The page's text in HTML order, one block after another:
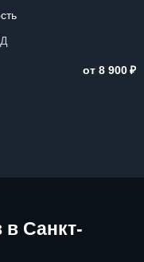
от 8 900₽
Санкт-